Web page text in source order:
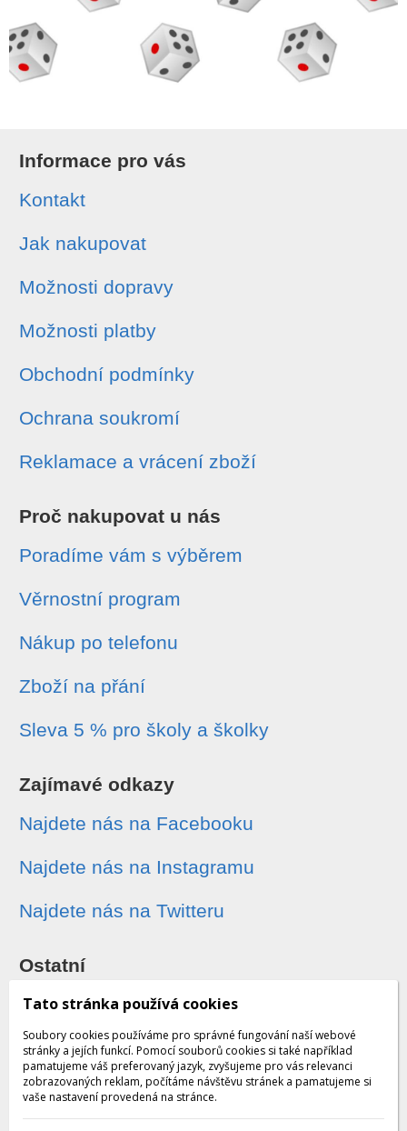
Informace pro vás
Kontakt
Jak nakupovat
Možnosti dopravy
Možnosti platby
Obchodní podmínky
Ochrana soukromí
Reklamace a vrácení zboží
Proč nakupovat u nás
Poradíme vám s výběrem
Věrnostní program
Nákup po telefonu
Zboží na přání
Sleva 5 % pro školy a školky
Zajímavé odkazy
Najdete nás na Facebooku
Najdete nás na Instagramu
Najdete nás na Twitteru
Ostatní
Sledování zásilek
Dárkové poukazy
Obchodní podmínky - archiv
Tato stránka používá cookies
Soubory cookies používáme pro správné fungování naší webové
stránky a jejích funkcí. Pomocí souborů cookies si také například
pamatujeme váš preferovaný jazyk, zvyšujeme pro vás relevanci
zobrazovaných reklam, počítáme návštěvu stránek a pamatujeme si
vaše nastavení provedená na stránce.